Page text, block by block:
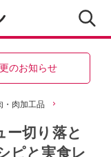
のお知らせ
・肉加工品
ー切り落と
ピと実食レ